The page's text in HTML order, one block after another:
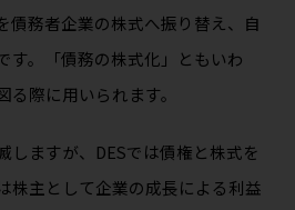
債務者企業の株式へ振り替え、自
す。「債務の株式化」ともいわ
際に用いられます。
しますが、DESでは債権と株式を
株主として企業の成長による利益